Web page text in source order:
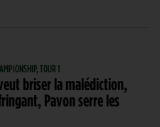
TOUR 1
briser la malédiction,
Pavon serre les